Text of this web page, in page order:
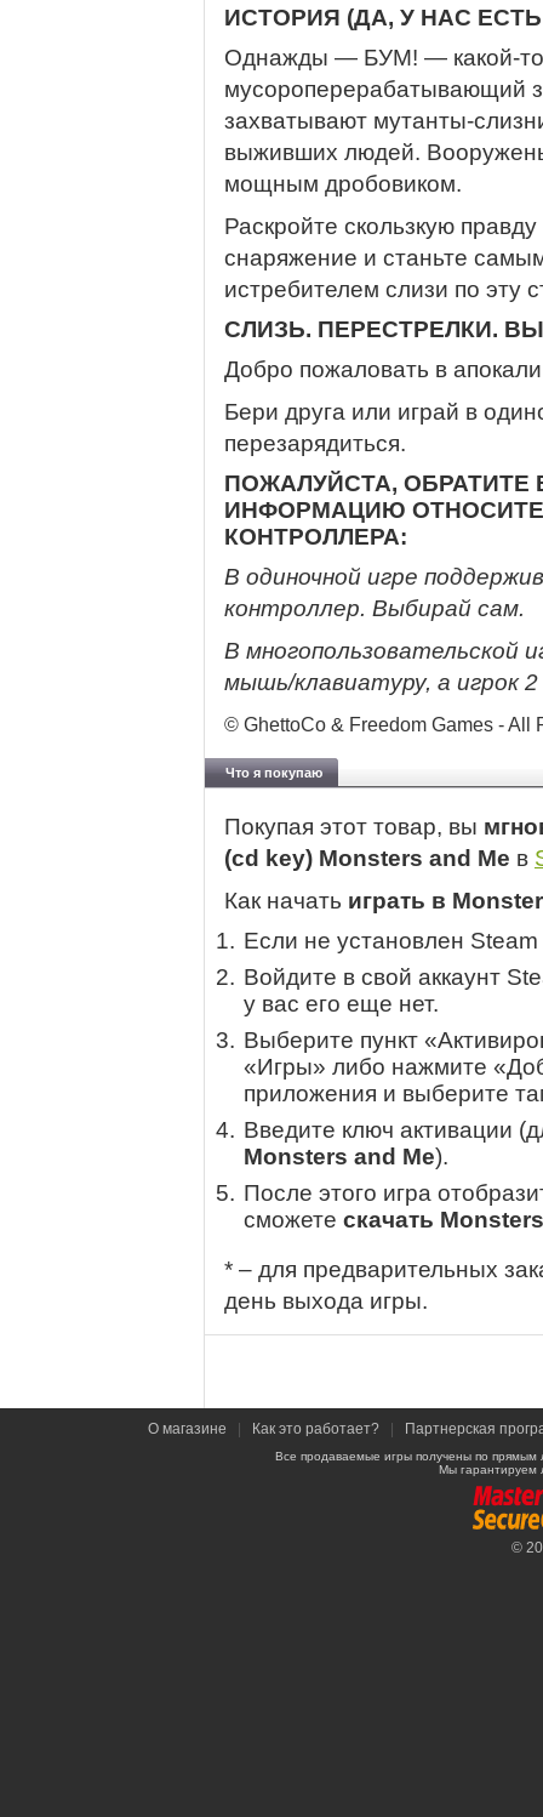
ИСТОРИЯ (ДА, У НАС
Однажды — БУМ! — какой-то
мусороперерабатывающий
захватывают мутанты-
выживших людей.
мощным дробовиком.
Раскройте скользкую
снаряжение и станьте
истребителем слизи по эту
СЛИЗЬ. ПЕРЕСТРЕЛКИ.
Добро пожаловать в
Бери друга или играй в
перезарядиться.
ПОЖАЛУЙСТА,
ИНФОРМАЦИЮ
КОНТРОЛЛЕРА:
В одиночной игре
контроллер. Выбирай сам.
В многопользовательской
мышь/клавиатуру, а игрок
© GhettoCo & Freedom Games - All
Что я покупаю
Покупая этот товар, вы
(cd key) Monsters and Me в
Как начать играть в
Если не установлен
Войдите в свой аккаунт
у вас его еще нет.
Выберите пункт
«Игры» либо нажмите
приложения и выберите
Введите ключ активации
Monsters and Me).
После этого игра
сможете скачать
* – для предварительных
день выхода игры.
О магазине Как это работает? Партнерская
Все продаваемые игры получены по
Мы гарантируем
©